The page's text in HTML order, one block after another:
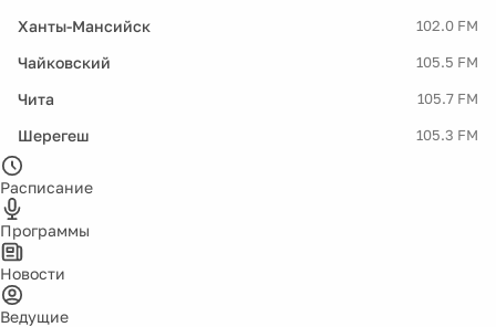
Ханты-Мансийск 102.0 FM
Чайковский 105.5 FM
Чита 105.7 FM
Шерегеш 105.3 FM
Расписание
Программы
Новости
Ведущие